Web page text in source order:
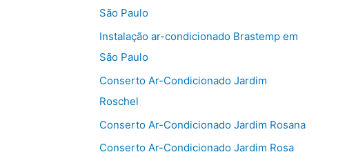
São Paulo
Instalação ar-condicionado Brastemp em
São Paulo
Conserto Ar-Condicionado Jardim
Roschel
Conserto Ar-Condicionado Jardim Rosana
Conserto Ar-Condicionado Jardim Rosa